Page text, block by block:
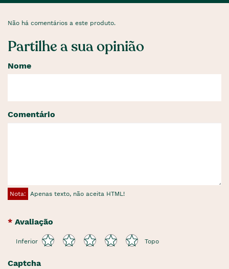
Não há comentários a este produto.
Partilhe a sua opinião
Nome
Comentário
Nota: Apenas texto, não aceita HTML!
Avaliação
Inferior Topo
Captcha